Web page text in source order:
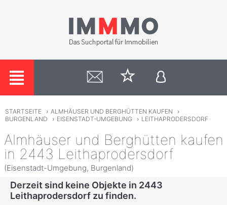
STARTSEITE › ALMHÄUSER UND BERGHÜTTEN KAUFEN
›
BURGENLAND
› EISENSTADT-UMGEBUNG › LEITHAPRODERSDORF
Almhäuser und Berghütten kaufen
in 2443 Leithaprodersdorf
(Eisenstadt-Umgebung, Burgenland)
Derzeit sind keine Objekte in 2443
Leithaprodersdorf zu finden.